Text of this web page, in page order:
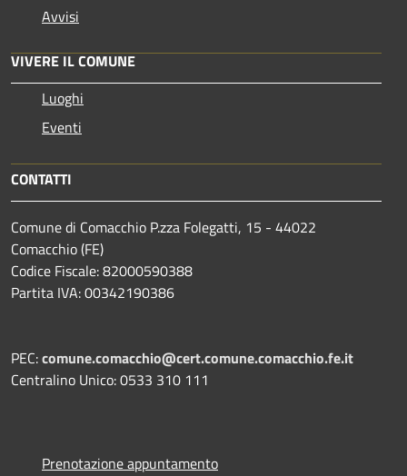
Avvisi
VIVERE IL COMUNE
Luoghi
Eventi
CONTATTI
Comune di Comacchio P.zza Folegatti, 15 - 44022
Comacchio (FE)
Codice Fiscale: 82000590388
Partita IVA: 00342190386
PEC:comune.comacchio@cert.comune.comacchio.fe.it
Centralino Unico: 0533 310 111
Prenotazione appuntamento